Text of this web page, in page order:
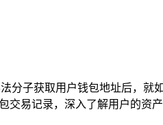
分子获取用户钱包地址后，就
易记录，深入了解用户的资